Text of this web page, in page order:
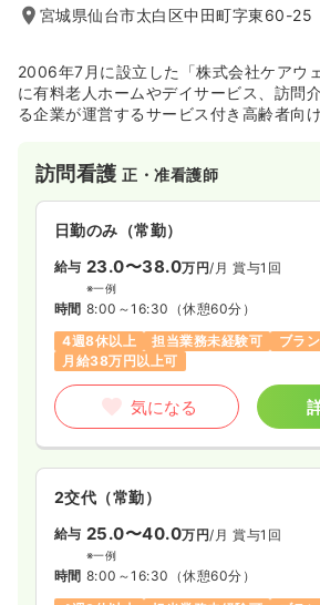
宮城県仙台市太白区中田町字東60-25
2006年7月に設立した「株式会社ケアウ
に有料老人ホームやデイサービス、訪問
る企業が運営するサービス付き高齢者向
訪問看護正・准看護師
日勤のみ（常勤）
給与 23.0〜38.0万円/月 賞与1回
※一例
時間 8:00～16:30 （休憩60分）
4週8休以上
担当業務未経験可
ブラ
月給38万円以上可
気になる
2交代（常勤）
給与 25.0〜40.0万円/月 賞与1回
※一例
時間 8:00～16:30 （休憩60分）